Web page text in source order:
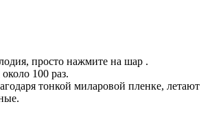
просто нажмите на шар .
100 раз.
тонкой миларовой пленке, летают